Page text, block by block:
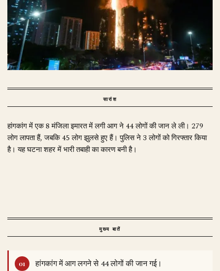
सारांश
हांगकांग में एक 8 मंजिला इमारत में लगी आग ने 44 लोगों की जान ले ली। 279
लोग लापता हैं, जबकि 45 लोग झुलसे हुए हैं। पुलिस ने 3 लोगों को गिरफ्तार किया
है। यह घटना शहर में भारी तबाही का कारण बनी है।
मुख्य बातें
हांगकांग में आग लगने से 44 लोगों की जान गई।